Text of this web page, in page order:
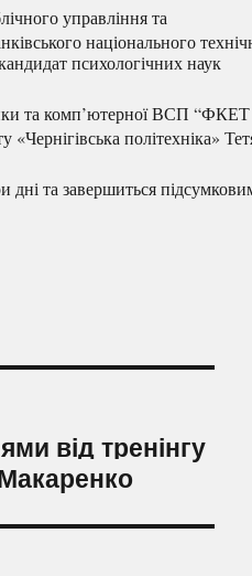
управління та
національного
психологічних наук
та комп’ютерної ВСП “ФКЕТ
«Чернігівська політехніка»
дні та завершиться
від тренінгу